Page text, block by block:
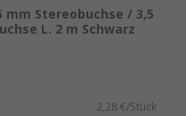
mm Stereobuchse / 3,5
L. 2 m Schwarz
2,28 €/Stück